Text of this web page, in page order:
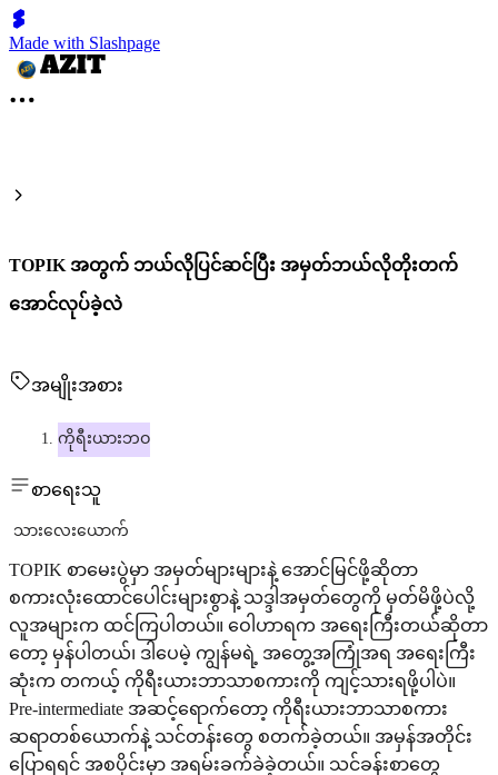
Made with Slashpage
TOPIK အတွက် ဘယ်လိုပြင်ဆင်ပြီး အမှတ်ဘယ်လိုတိုးတက်
အောင်လုပ်ခဲ့လဲ
အမျိုးအစား
ကိုရီးယားဘဝ
စာရေးသူ
သားလေးယောက်
TOPIK စာမေးပွဲမှာ အမှတ်များများနဲ့ အောင်မြင်ဖို့ဆိုတာ
စကားလုံးထောင်ပေါင်းများစွာနဲ့ သဒ္ဒါအမှတ်တွေကို မှတ်မိဖို့ပဲလို့
လူအများက ထင်ကြပါတယ်။ ဝေါဟာရက အရေးကြီးတယ်ဆိုတာ
တော့ မှန်ပါတယ်၊ ဒါပေမဲ့ ကျွန်မရဲ့ အတွေ့အကြုံအရ အရေးကြီး
ဆုံးက တကယ့် ကိုရီးယားဘာသာစကားကို ကျင့်သားရဖို့ပါပဲ။
Pre-intermediate အဆင့်ရောက်တော့ ကိုရီးယားဘာသာစကား
ဆရာတစ်ယောက်နဲ့ သင်တန်းတွေ စတက်ခဲ့တယ်။ အမှန်အတိုင်း
ပြောရရင် အစပိုင်းမှာ အရမ်းခက်ခဲခဲ့တယ်။ သင်ခန်းစာတွေ